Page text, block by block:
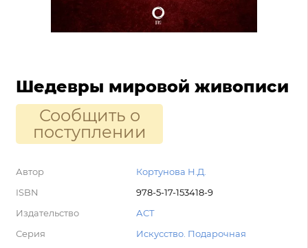
Шедевры мировой живописи
Сообщить о
поступлении
Автор
Кортунова Н.Д.
ISBN
978-5-17-153418-9
Издательство
АСТ
Серия
Искусство. Подарочная